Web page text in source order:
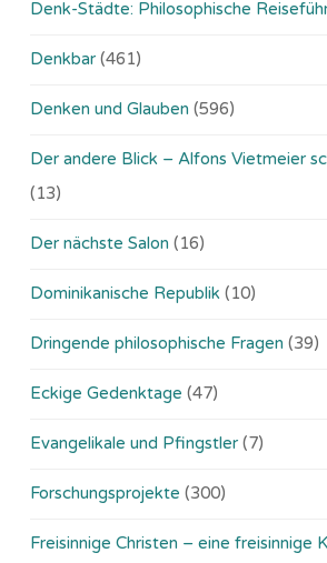
Denk-Städte: Philosophische
Denkbar (461)
Denken und Glauben (596)
Der andere Blick – Alfons Vietmeier
(13)
Der nächste Salon (16)
Dominikanische Republik (10)
Dringende philosophische Fragen (39)
Eckige Gedenktage (47)
Evangelikale und Pfingstler (7)
Forschungsprojekte (300)
Freisinnige Christen – eine freisinnige